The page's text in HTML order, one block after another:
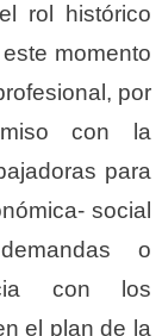
rol histórico
momento
por
con la
para
social
o
con los
el plan de la